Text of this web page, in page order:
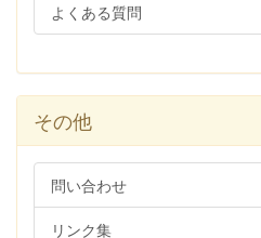
よくある質問
その他
問い合わせ
リンク集